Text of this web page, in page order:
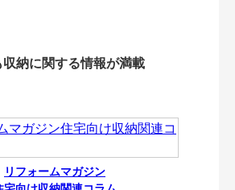
納に関する情報が満載
リフォームマガジン